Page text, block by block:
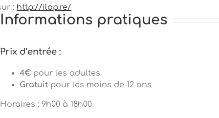
: http://ilop.re/
Informations pratiques
Prix d’entrée :
4€pour les adultes
Gratuitpour les moins de 12 ans
Horaires : 9h00 à 18h00